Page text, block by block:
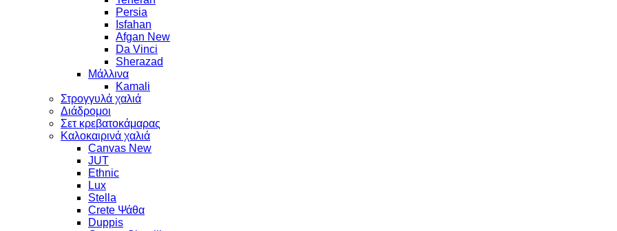
Persia
Isfahan
Afgan New
Da Vinci
Sherazad
Μάλλινα
Kamali
Στρογγυλά χαλιά
Διάδρομοι
Σετ κρεβατοκάμαρας
Καλοκαιρινά χαλιά
Canvas New
JUT
Ethnic
Lux
Stella
Crete Ψάθα
Duppis